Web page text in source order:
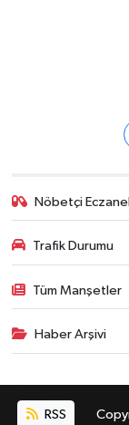
Nöbetçi
Trafik Durumu
Tüm Manşetler
Haber Arşivi
RSS